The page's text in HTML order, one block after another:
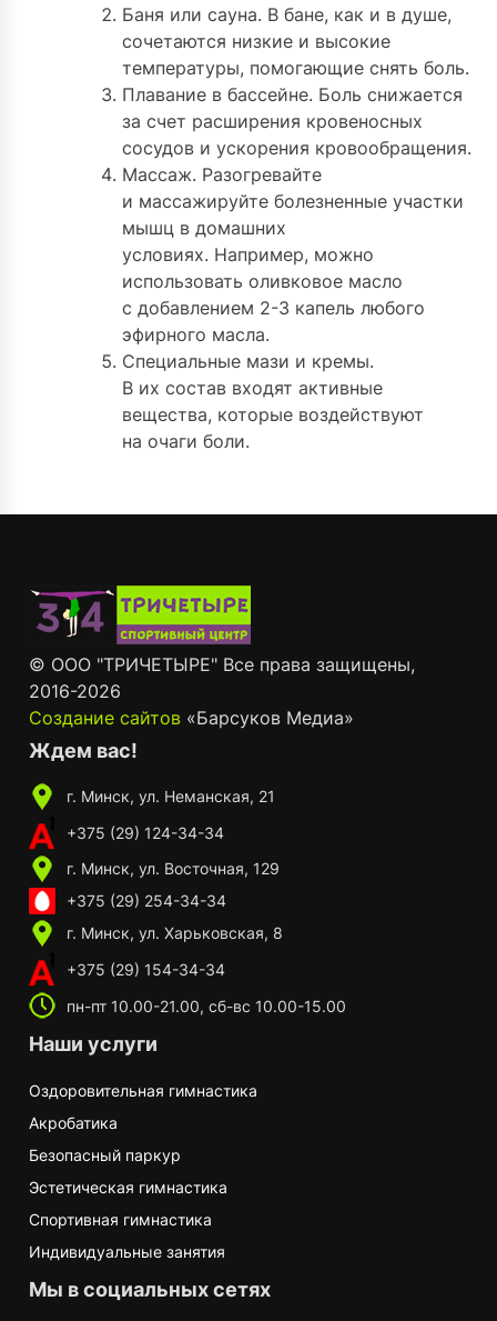
Баня или сауна. В бане, как и в душе,
сочетаются низкие и высокие
температуры, помогающие снять боль.
Плавание в бассейне. Боль снижается
за счет расширения кровеносных
сосудов и ускорения кровообращения.
Массаж. Разогревайте
и массажируйте болезненные участки
мышц в домашних
условиях. Например, можно
использовать оливковое масло
с добавлением 2-3 капель любого
эфирного масла.
Специальные мази и кремы.
В их состав входят активные
вещества, которые воздействуют
на очаги боли.
© ООО "ТРИЧЕТЫРЕ" Все права защищены,
2016-2026
Создание сайтов «Барсуков Медиа»
Ждем вас!
г. Минск, ул. Неманская, 21
+375 (29) 124-34-34
г. Минск, ул. Восточная, 129
+375 (29) 254-34-34
г. Минск, ул. Харьковская, 8
+375 (29) 154-34-34
пн-пт 10.00-21.00, сб-вс 10.00-15.00
Наши услуги
Оздоровительная гимнастика
Акробатика
Безопасный паркур
Эстетическая гимнастика
Спортивная гимнастика
Индивидуальные занятия
Мы в социальных сетях